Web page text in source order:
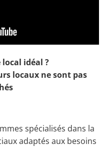
local idéal ?
locaux ne sont pas
spécialisés dans la
adaptés aux besoins